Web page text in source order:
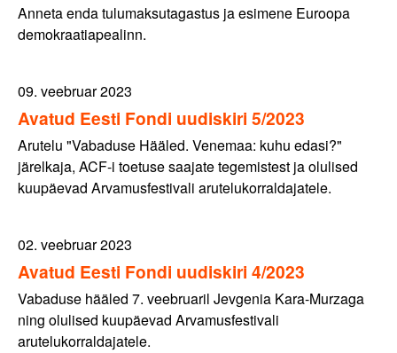
Anneta enda tulumaksutagastus ja esimene Euroopa
demokraatiapealinn.
09. veebruar 2023
Avatud Eesti Fondi uudiskiri 5/2023
Arutelu "Vabaduse Hääled. Venemaa: kuhu edasi?"
järelkaja, ACF-i toetuse saajate tegemistest ja olulised
kuupäevad Arvamusfestivali arutelukorraldajatele.
02. veebruar 2023
Avatud Eesti Fondi uudiskiri 4/2023
Vabaduse hääled 7. veebruaril Jevgenia Kara-Murzaga
ning olulised kuupäevad Arvamusfestivali
arutelukorraldajatele.